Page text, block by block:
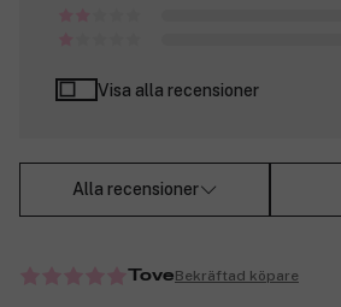
Visa alla recensioner
Alla recensioner
ToveBekräftad köpare